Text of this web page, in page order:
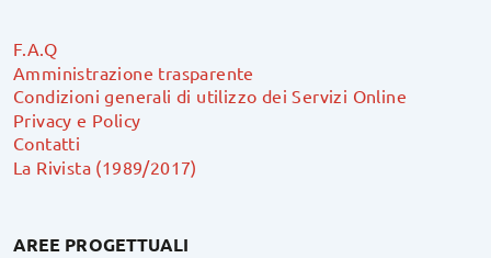
F.A.Q
Amministrazione trasparente
Condizioni generali di utilizzo dei Servizi Online
Privacy e Policy
Contatti
La Rivista (1989/2017)
AREE PROGETTUALI